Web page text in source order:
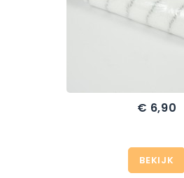
Prijs
€ 6,90
BEKIJK